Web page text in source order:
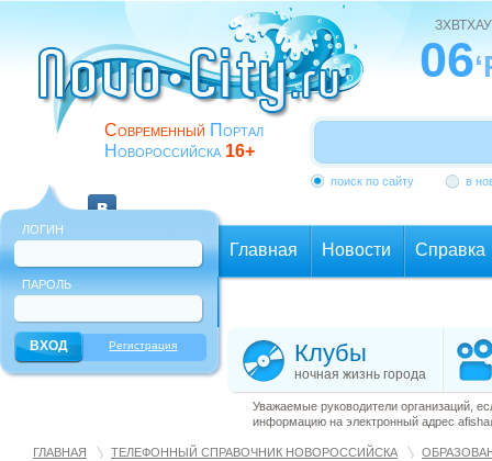
Современный Портал
Новороссийска 16+
ЗХВТХАУ
06
поиск по сайту в
ЛОГИН
ПАРОЛЬ
Регистрация
Главная Новости Справка
Клубы
ночная жизнь города
Уважаемые руководители организаций,
информацию на электронный адрес
ГЛАВНАЯ ТЕЛЕФОННЫЙ СПРАВОЧНИК НОВОРОССИЙСКА